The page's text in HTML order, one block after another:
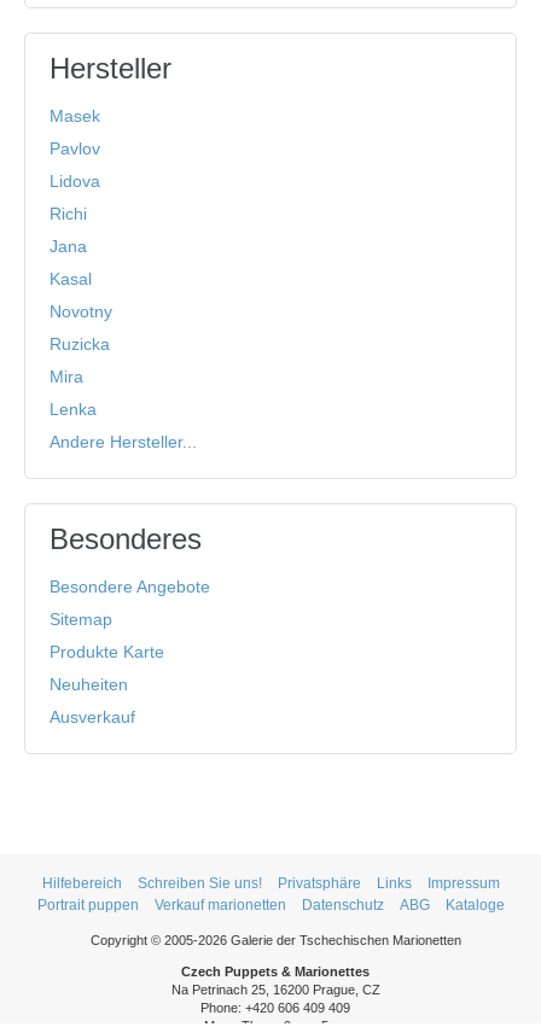
Hersteller
Masek
Pavlov
Lidova
Richi
Jana
Kasal
Novotny
Ruzicka
Mira
Lenka
Andere Hersteller...
Besonderes
Besondere Angebote
Sitemap
Produkte Karte
Neuheiten
Ausverkauf
Hilfebereich Schreiben Sie uns! Privatsphäre Links
Impressum
Portrait puppen
Verkauf marionetten Datenschutz ABG Kataloge
Copyright © 2005-2026 Galerie der Tschechischen Marionetten
Czech Puppets & Marionettes
Na Petrinach 25, 16200 Prague, CZ
Phone: +420 606 409 409